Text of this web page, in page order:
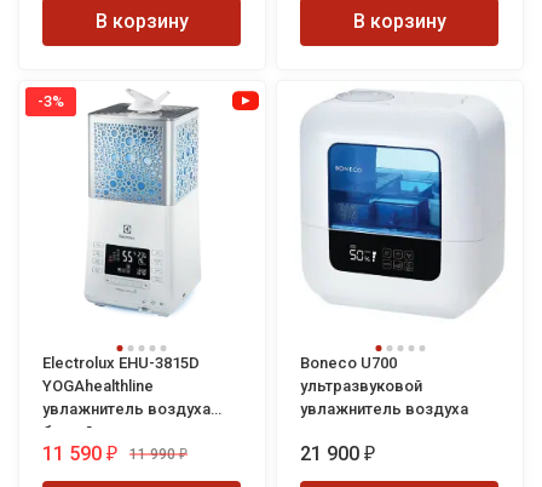
В корзину В корзину
-3%
Electrolux EHU-3815D
YOGAhealthline
увлажнитель воздуха
белый
11 590 ₽ 11 990 ₽
Boneco U700
ультразвуковой
увлажнитель воздуха
21 900 ₽